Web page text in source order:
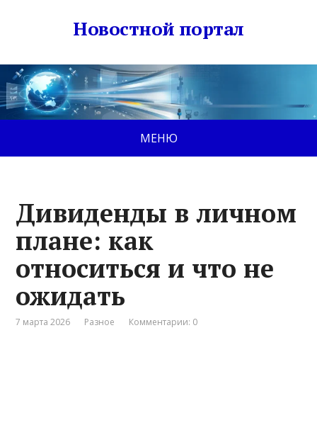
Новостной портал
МЕНЮ
Дивиденды в личном
плане: как
относиться и что не
ожидать
7 марта 2026 Разное Комментарии: 0